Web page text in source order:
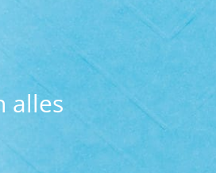
alles